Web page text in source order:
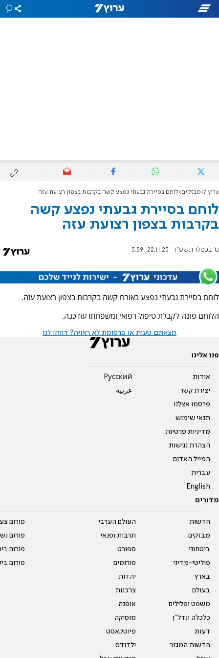
ערוץ 7 מבזקים לוחם בסיירת גבעתי נפצע קשה בקרבות בצפון רצועת עזה
לוחם בסיירת גבעתי נפצע קשה
בקרבות בצפון רצועת עזה
ט' בכסלו תשפ"ד 22.11.23, 5:59
לוחם בסיירת גבעתי נפצע באורח קשה בקרבות בצפון רצועת עזה.
הלוחם פונה לקבלת טיפול רפואי ומשפחתו עודכנה.
מצאתם טעות או פרסומת לא ראויה? דווחו לנו
פנו אלינו
אודות
יצירת קשר
פרסמו אצלנו
תנאי שימוש
מדיניות פרטיות
הצהרת נגישות
המייל האדום
עברית
English
Pусский
عربية
מדורים
חדשות
מבזקים
ביטחוני
פוליטי-מדיני
בארץ
בעולם
משפט ופלילים
כלכלה ונדל"ן
דעות
חדשות המגזר
העולם הערבי
תרבות ופנאי
ספורט
פורומים
יהדות
צרכנות
אופנה
מוסיקה
פיוטקאסט
ילדודס
פורום
פורום
פורום
פורום